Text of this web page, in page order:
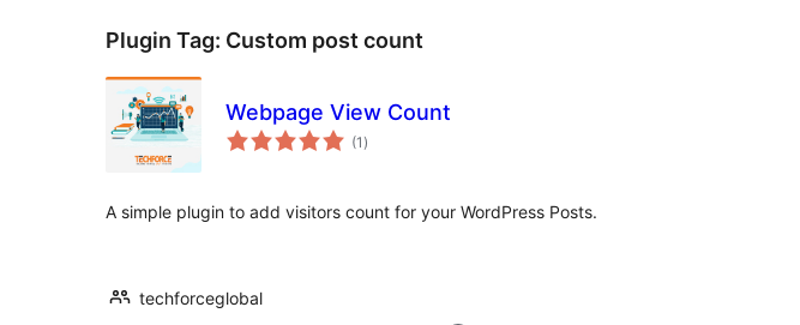
Plugin Tag: Custom post count
Webpage View Count
(1 total
ratings
)
A simple plugin to add visitors count for your WordPress Posts.
techforceglobal